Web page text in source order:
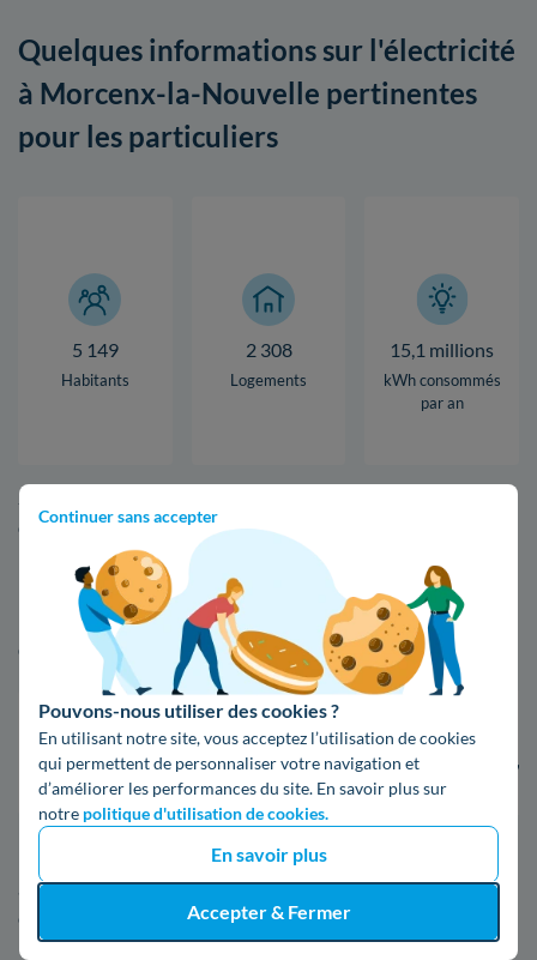
Continuer sans accepter
Pouvons-nous utiliser des cookies ?
En utilisant notre site, vous acceptez l’utilisation de cookies
qui permettent de personnaliser votre navigation et
d’améliorer les performances du site. En savoir plus sur
notre politique d'utilisation de cookies.
En savoir plus
Accepter & Fermer
Quelques informations sur l'électricité
à Morcenx-la-Nouvelle pertinentes
pour les particuliers
5 149
Habitants
2 308
Logements
15,1 millions
kWh consommés
par an
Si vous venez de vous installer à Morcenx-la-Nouvelle, voici
quelques données clés qui peuvent s'avérer être utiles.
La facture d'énergie à Morcenx-la-Nouvelle est-
elle plus avantageuse que celles d'autres villes ?
Morcenx-La-Nouvelle
6 548 kWh / foyer
Biscarrosse
8 273 kWh /
Les factures sont évidemment différentes d'un logement à un
autre, d'un ménage à un autre, du fait du fournisseur, de la
consommation en kWh, et de bien d'autres facteurs.